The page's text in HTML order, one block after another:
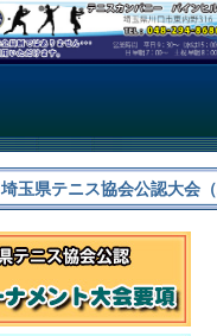
テニス
Just another テニス
パニー パインヒ
埼玉県テニス協会公認大会（